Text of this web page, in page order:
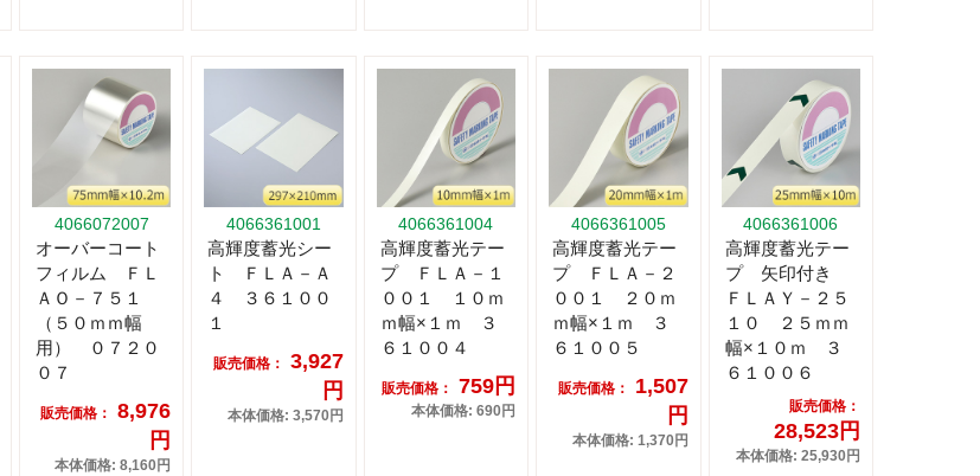
4066072007
オーバーコート
フィルム ＦＬ
ＡＯ－７５１
（５０ｍｍ幅
用） ０７２０
０７
販売価格：
8,976
円
本体価格: 8,160円
4066361001
高輝度蓄光シー
ト ＦＬＡ－Ａ
４ ３６１００
１
販売価格：
3,927
円
本体価格: 3,570円
4066361004
高輝度蓄光テー
プ ＦＬＡ－１
００１ １０ｍ
ｍ幅×１ｍ ３
６１００４
販売価格： 759円
本体価格: 690円
4066361005
高輝度蓄光テー
プ ＦＬＡ－２
００１ ２０ｍ
ｍ幅×１ｍ ３
６１００５
販売価格：
1,507
円
本体価格: 1,370円
4066361006
高輝度蓄光テー
プ 矢印付き
ＦＬＡＹ－２５
１０ ２５ｍｍ
幅×１０ｍ ３
６１００６
販売価格：
28,523円
本体価格: 25,930円